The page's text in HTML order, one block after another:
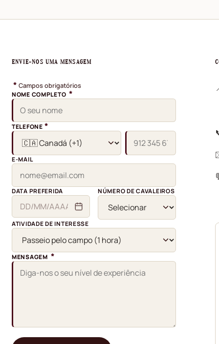
ENVIE-NOS UMA MENSAGEM
* Campos obrigatórios
NOME COMPLETO *
TELEFONE *
E-MAIL
DATA PREFERIDA NÚMERO DE CAVALEIROS
ATIVIDADE DE INTERESSE
MENSAGEM *